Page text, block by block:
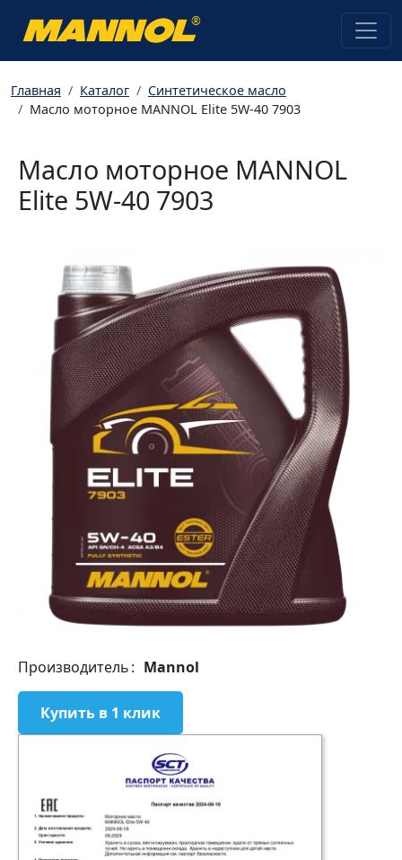
®
Главная Каталог
Синтетическое масло
Масло моторное MANNOL Elite 5W-40 7903
Масло моторное MANNOL
Elite 5W-40 7903
Производитель Mannol
Купить в 1 клик